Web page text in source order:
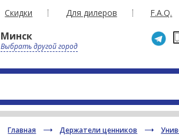
Скидки Для дилеров F.A.Q.
Минск
Выбрать другой город
Главная Держатели ценников